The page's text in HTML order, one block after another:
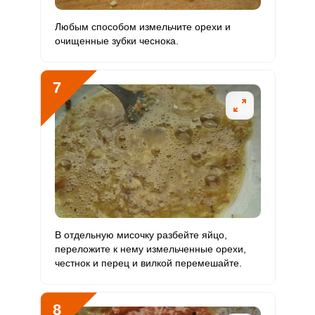
Любым способом измельчите орехи и
очищенные зубки чеснока.
7
В отдельную мисочку разбейте яйцо,
переложите к нему измельченные орехи,
честнок и перец и вилкой перемешайте.
8